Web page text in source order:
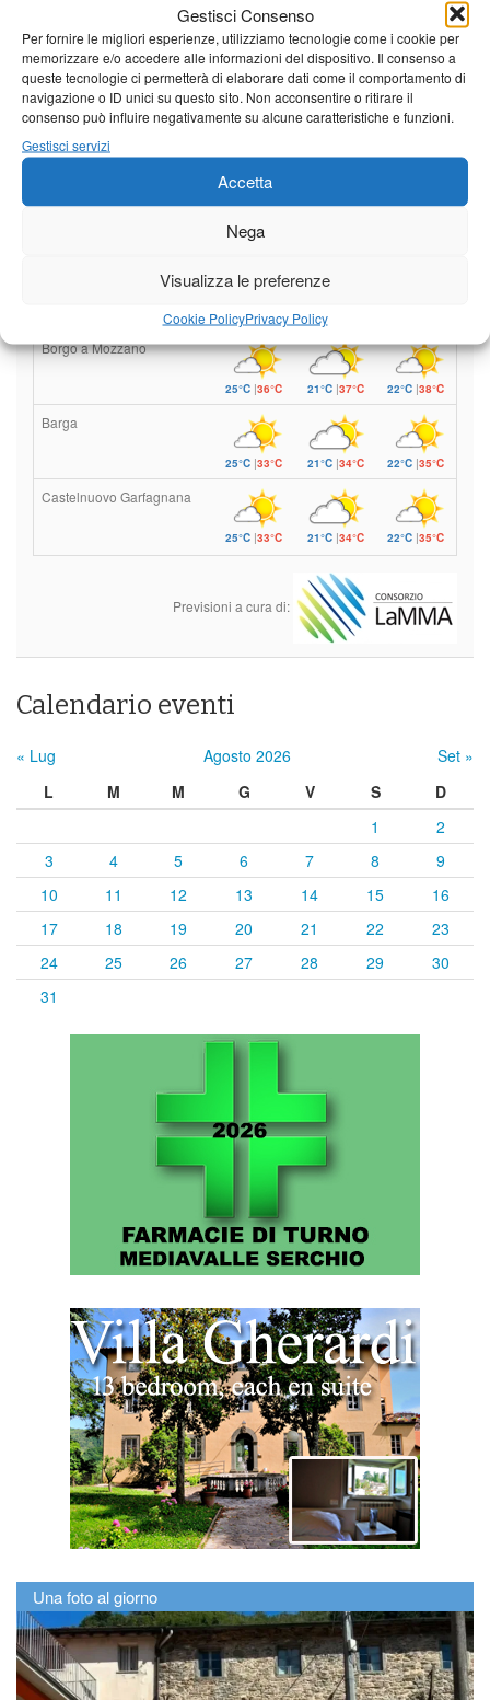
Gestisci Consenso
Per fornire le migliori esperienze, utilizziamo tecnologie come i cookie per
memorizzare e/o accedere alle informazioni del dispositivo. Il consenso a
queste tecnologie ci permetterà di elaborare dati come il comportamento di
navigazione o ID unici su questo sito. Non acconsentire o ritirare il
consenso può influire negativamente su alcune caratteristiche e funzioni.
Gestisci servizi
Accetta
Nega
Visualizza le preferenze
Cookie PolicyPrivacy Policy
Meteo
Il tempo di questo fine
settimana. temperature ancora
ben al di sopra dei valori
Domenica Lunedì
Borgo a Mozzano
25°C|36°C 21°C|37°C 22°C |38°C
Barga
25°C|33°C 21°C|34°C 22°C |35°C
Castelnuovo Garfagnana
25°C|33°C 21°C|34°C 22°C |35°C
Previsioni a cura di:
Calendario eventi
« Lug Agosto 2026
Set »
L
M M G V S
D
1
2
3
4 5 6 7 8
9
10
11 12 13 14 15
16
17
18 19 20 21 22
23
24
25 26 27 28 29
30
31
Una foto al giorno